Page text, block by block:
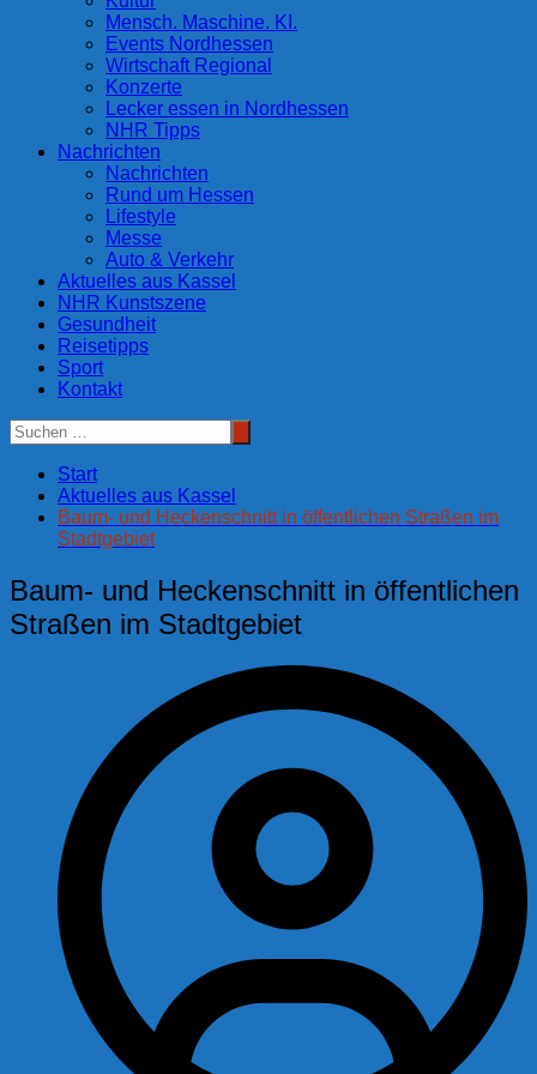
Mensch. Maschine. KI.
Events Nordhessen
Wirtschaft Regional
Konzerte
Lecker essen in Nordhessen
NHR Tipps
Nachrichten
Nachrichten
Rund um Hessen
Lifestyle
Messe
Auto & Verkehr
Aktuelles aus Kassel
NHR Kunstszene
Gesundheit
Reisetipps
Sport
Kontakt
Start
Aktuelles aus Kassel
Baum- und Heckenschnitt in öffentlichen Straßen im
Stadtgebiet
Baum- und Heckenschnitt in öffentlichen
Straßen im Stadtgebiet